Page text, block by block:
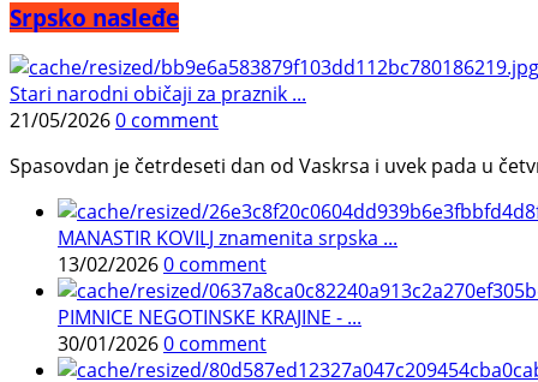
Srpsko nasleđe
Stari narodni običaji za praznik ...
21/05/20260 comment
Spasovdan je četrdeseti dan od Vaskrsa i uvek pada u
MANASTIR KOVILJ znamenita srpska ...
13/02/20260 comment
PIMNICE NEGOTINSKE KRAJINE - ...
30/01/20260 comment